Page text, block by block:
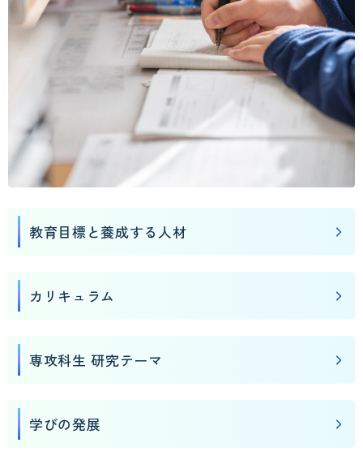
教育目標と養成する人材
カリキュラム
専攻科生 研究テーマ
学びの発展